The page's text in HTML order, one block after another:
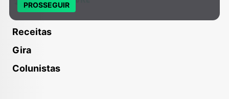
Receitas
Gira
Colunistas
PROSSEGUIR